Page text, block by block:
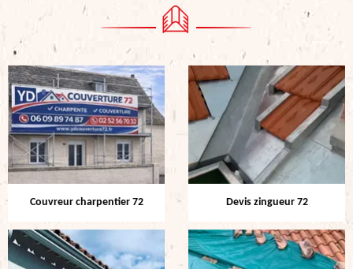
Couvreur charpentier 72 Devis zingueur 72